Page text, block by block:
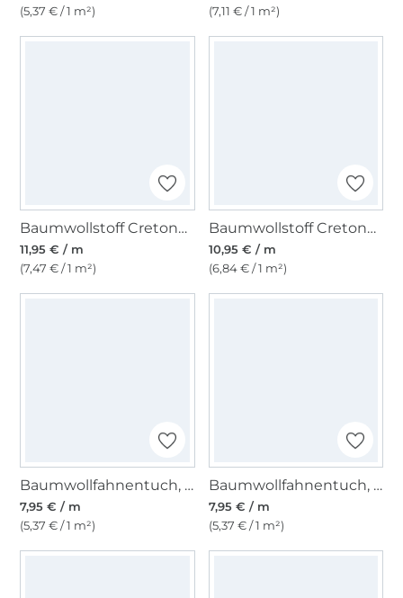
(5,37 € / 1 m²)
(7,11 € / 1 m²)
Baumwollstoff Cretonne Hühnerfarm, creme
11,95 € / m
(7,47 € / 1 m²)
Baumwollstoff Cretonne Pandipanda, mint
10,95 € / m
(6,84 € / 1 m²)
Baumwollfahnentuch, mausgrau
7,95 € / m
(5,37 € / 1 m²)
Baumwollfahnentuch, beige
7,95 € / m
(5,37 € / 1 m²)